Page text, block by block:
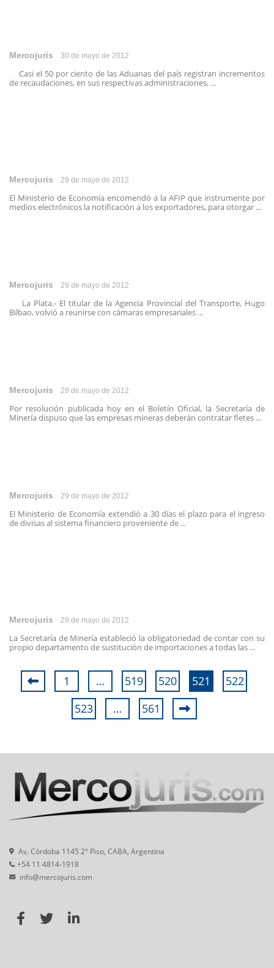
Mercojuris 30 de mayo de 2012
Casi el 50 por ciento de las Aduanas del país registran incrementos
de recaudaciones, en sus respectivas administraciones, ...
Mercojuris 29 de mayo de 2012
El Ministerio de Economía encomendó a la AFIP que instrumente por
medios electrónicos la notificación a los exportadores, para otorgar ...
Mercojuris 29 de mayo de 2012
La Plata.- El titular de la Agencia Provincial del Transporte, Hugo
Bilbao, volvió a reunirse con cámaras empresariales ...
Mercojuris 29 de mayo de 2012
Por resolución publicada hoy en el Boletín Oficial, la Secretaría de
Minería dispuso que las empresas mineras deberán contratar fletes ...
Mercojuris 29 de mayo de 2012
El Ministerio de Economía extendió a 30 días el plazo para el ingreso
de divisas al sistema financiero proveniente de ...
Mercojuris 29 de mayo de 2012
La Secretaría de Minería estableció la obligatoriedad de contar con su
propio departamento de sustitución de importaciones a todas las ...
1 … 519 520 521
522
523
… 561
Av. Córdoba 1145 2° Piso, CABA, Argentina
+54 11 4814-1918
info@mercojuris.com